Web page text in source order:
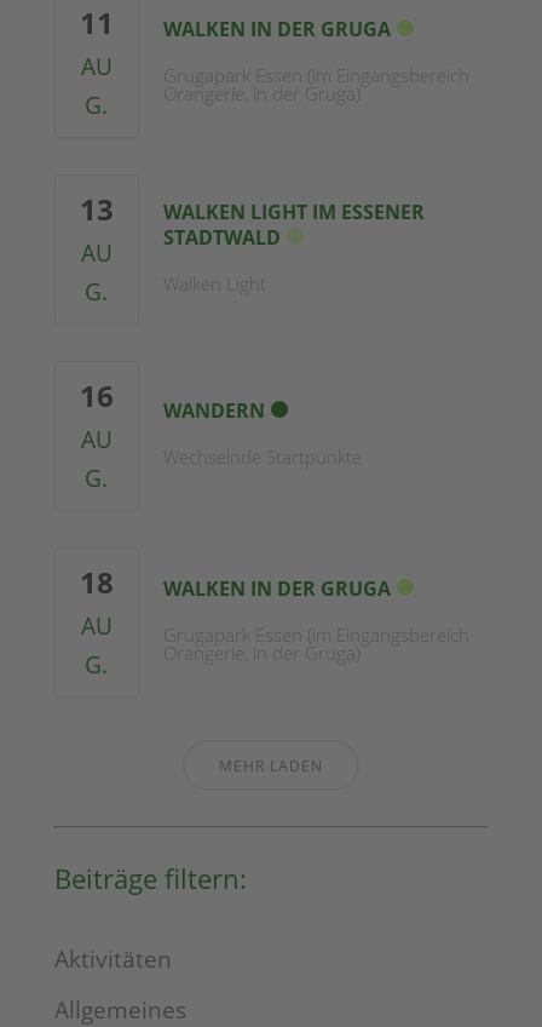
11
AU
G.
WALKEN IN DER GRUGA
Grugapark Essen (im Eingangsbereich
Orangerie, in der Gruga)
13
AU
G.
WALKEN LIGHT IM ESSENER
STADTWALD
Walken Light
16
AU
G.
WANDERN
Wechselnde Startpunkte
18
AU
G.
WALKEN IN DER GRUGA
Grugapark Essen (im Eingangsbereich
Orangerie, in der Gruga)
MEHR LADEN
Beiträge filtern:
Aktivitäten
Allgemeines